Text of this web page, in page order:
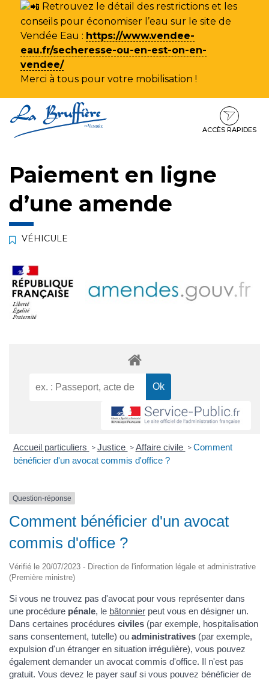
Retrouvez le détail des restrictions et les
conseils pour économiser l’eau sur le site de
Vendée Eau : https://www.vendee-
eau.fr/secheresse-ou-en-est-on-en-
vendee/
Merci à tous pour votre mobilisation !
au
contenu
au
ACCÈS RAPIDES
Paiement en ligne
d’une amende
VÉHICULE
Accueil particuliers > Justice > Affaire civile > Comment
bénéficier d'un avocat commis d'office ?
Question-réponse
Comment bénéficier d'un avocat
commis d'office ?
Vérifié le 20/07/2023 - Direction de l'information légale et administrative
(Première ministre)
Si vous ne trouvez pas d'avocat pour vous représenter dans
une procédure pénale, le bâtonnier peut vous en désigner un.
Dans certaines procédures civiles (par exemple, hospitalisation
sans consentement, tutelle) ou administratives (par exemple,
expulsion d'un étranger en situation irrégulière), vous pouvez
également demander un avocat commis d'office. Il n'est pas
gratuit. Vous devez le payer sauf si vous pouvez bénéficier de